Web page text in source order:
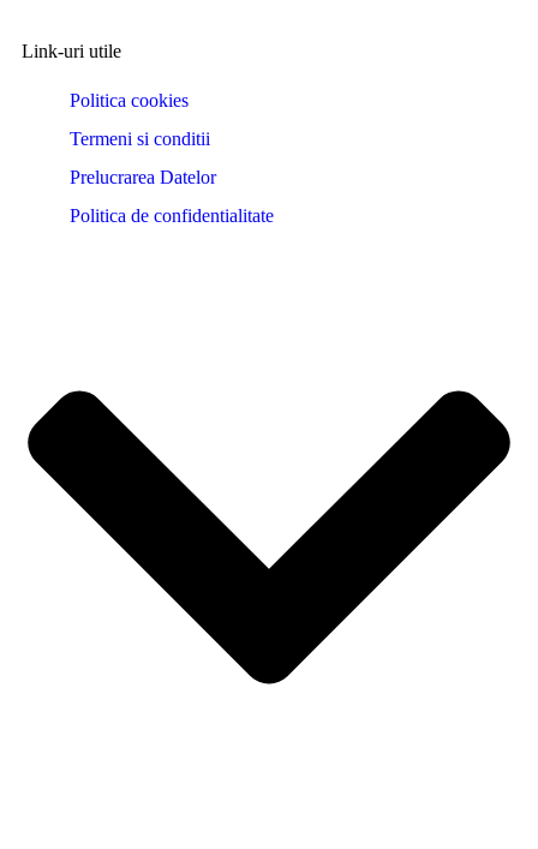
Link-uri utile
Politica cookies
Termeni si conditii
Prelucrarea Datelor
Politica de confidentialitate